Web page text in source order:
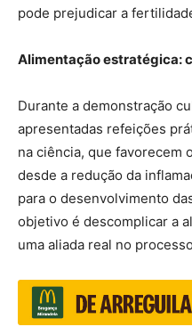
pode prejudicar a
Alimentação estratégica:
Durante a demonstração
apresentadas refeições
na ciência, que favorecem
desde a redução da
para o desenvolvimento
objetivo é descomplicar a
uma aliada real no